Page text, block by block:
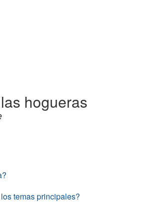
hogueras
temas principales?